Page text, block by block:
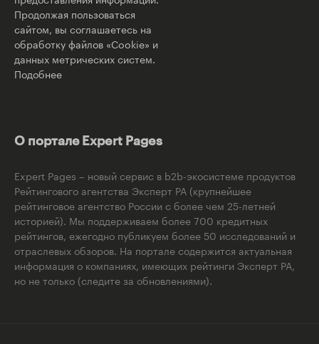
Продолжая пользоваться
сайтом, вы соглашаетесь на
обработку файлов «Cookie» и
данных метрических систем.
Подобнее
О портале Expert Pages
Expert Pages – новый сервис в b2b-экосистеме продуктов
Рейтингового агентства Эксперт РА (крупнейшее
рейтинговое агентство России с более чем 25-летней
историей). Мы поддерживаем более 700 кредитных
рейтингов, ежегодно публикуем более 50 исследований и
отраслевых обзоров. На портале содержится актуальная
информация о компаниях, имеющих рейтинги Эксперт РА,
но не только (следите за обновлениями).